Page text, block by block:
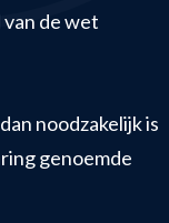
de wet
noodzakelijk is
genoemde